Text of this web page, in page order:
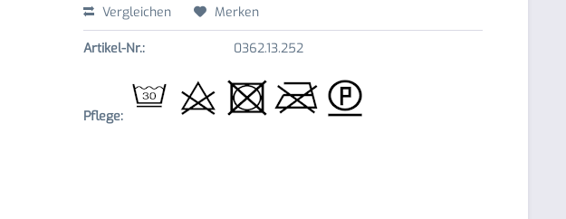
Vergleichen Merken
Artikel-Nr.: 0362.13.252
Pflege: